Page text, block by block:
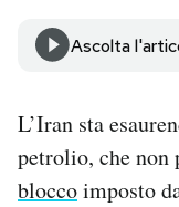
CALENDARIO
Area Personale
Newsletter
Ascolta
L’Iran sta
petrolio, che non
bloccoimposto